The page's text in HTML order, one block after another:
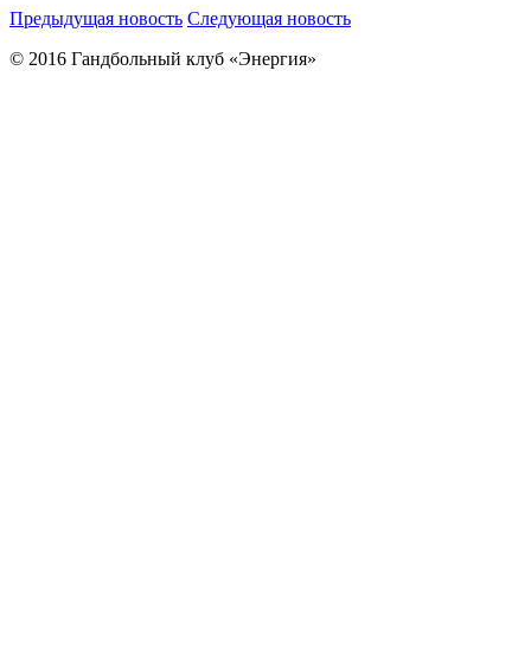
Предыдущая новость Следующая новость
© 2016 Гандбольный клуб «Энергия»